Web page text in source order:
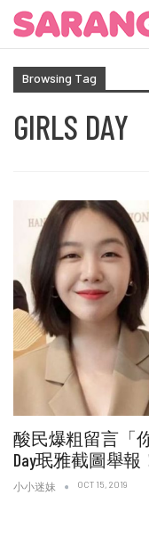
Browsing Tag
GIRLS DAY
酸民爆粗留言「
Day珉雅截圖舉報
小小迷妹 OCT 15, 2019